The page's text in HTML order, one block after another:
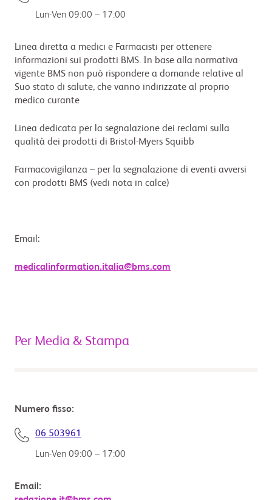
Lun-Ven 09:00 – 17:00
Linea diretta a medici e Farmacisti per ottenere
informazioni sui prodotti BMS. In base alla normativa
vigente BMS non può rispondere a domande relative al
Suo stato di salute, che vanno indirizzate al proprio
medico curante
Linea dedicata per la segnalazione dei reclami sulla
qualità dei prodotti di Bristol-Myers Squibb
Farmacovigilanza – per la segnalazione di eventi avversi
con prodotti BMS (vedi nota in calce)
Email:
medicalinformation.italia@bms.com
Per Media & Stampa
Numero fisso:
06 503961
Lun-Ven 09:00 – 17:00
Email: